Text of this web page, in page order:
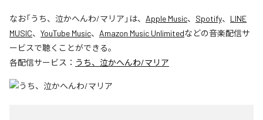
なお「うち、泣かへんわ/マリア 」は、 Apple Music、 Spotify、 LINE
MUSIC、 YouTube Music、 Amazon Music Unlimitedなどの音楽配信サ
ービスで聴くことができる。
各配信サービス： うち、泣かへんわ/マリア